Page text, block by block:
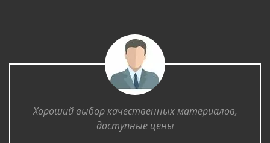
Хороший выбор качественных материалов,
доступные цены